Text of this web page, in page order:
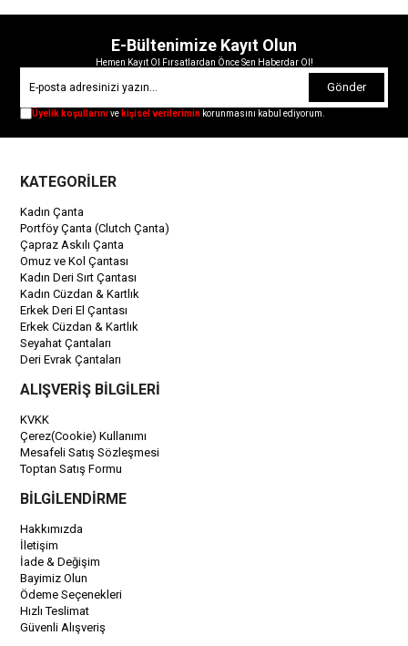
E-Bültenimize Kayıt Olun
Hemen Kayıt Ol Fırsatlardan Önce Sen Haberdar Ol!
Gönder
Üyelik koşullarınıve kişisel verilerimin korunmasını kabul ediyorum.
KATEGORİLER
Kadın Çanta
Portföy Çanta (Clutch Çanta)
Çapraz Askılı Çanta
Omuz ve Kol Çantası
Kadın Deri Sırt Çantası
Kadın Cüzdan & Kartlık
Erkek Deri El Çantası
Erkek Cüzdan & Kartlık
Seyahat Çantaları
Deri Evrak Çantaları
ALIŞVERİŞ BİLGİLERİ
KVKK
Çerez(Cookie) Kullanımı
Mesafeli Satış Sözleşmesi
Toptan Satış Formu
BİLGİLENDİRME
Hakkımızda
İletişim
İade & Değişim
Bayimiz Olun
Ödeme Seçenekleri
Hızlı Teslimat
Güvenli Alışveriş